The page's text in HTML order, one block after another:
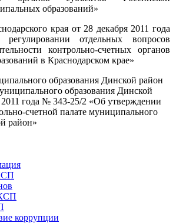
образований»
края от 28 декабря 2011 года
отдельных вопросов
контрольно-счетных органов
в Краснодарском крае»
образования Динской район
образования Динской
года № 343-25/2 «Об утверждении
счетной палате муниципального
район»
коррупции